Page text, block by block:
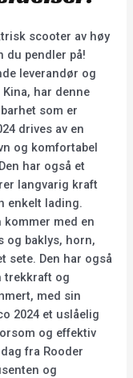
scooter av høy
du pendler på!
leverandør og
har denne
som er
drives av en
og komfortabel
har også et
langvarig kraft
enkelt lading.
kommer med en
og baklys, horn,
sete. Den har også
trekkraft og
med sin
2024 et uslåelig
og effektiv
fra Rooder
og